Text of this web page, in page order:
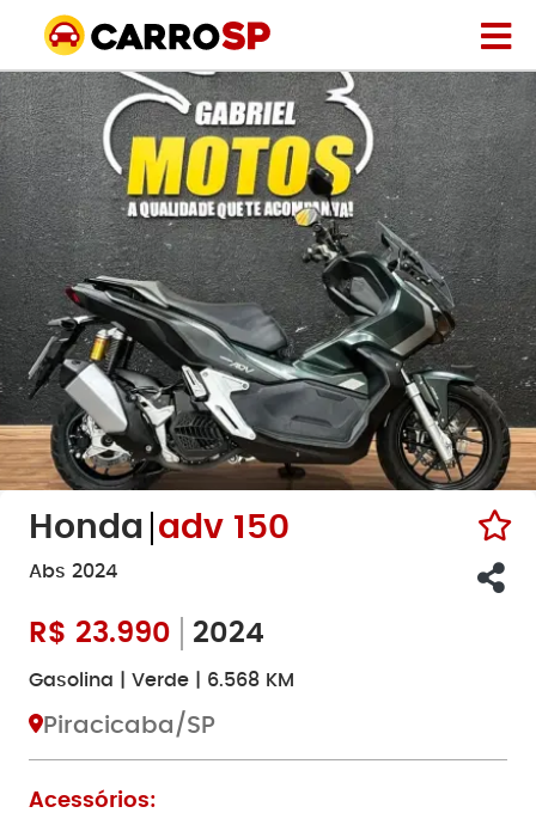
Honda adv 150
Abs 2024
R$ 23.990 2024
Gasolina | Verde | 6.568 KM
Piracicaba/SP
Acessórios: